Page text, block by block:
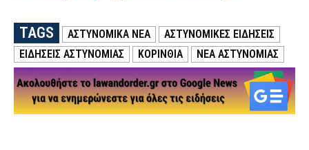
TAGS ΑΣΤΥΝΟΜΙΚΑ ΝΕΑ
ΑΣΤΥΝΟΜΙΚΕΣ ΕΙΔΗΣΕΙΣ
ΕΙΔΗΣΕΙΣ ΑΣΤΥΝΟΜΙΑΣ
ΚΟΡΙΝΘΙΑ ΝΕΑ ΑΣΤΥΝΟΜΙΑΣ